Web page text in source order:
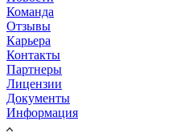
Команда
Отзывы
Карьера
Контакты
Партнеры
Лицензии
Документы
Информация